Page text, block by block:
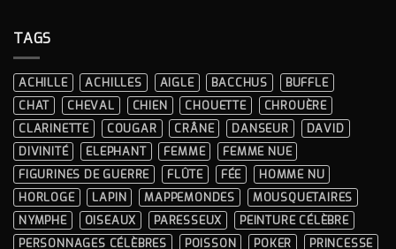
?
GUIDE
COMPLET
ET
CONSEILS
PRATIQUES
TAGS
ACHILLE ACHILLES AIGLE BACCHUS
BUFFLE
CHAT
CHEVAL CHIEN CHOUETTE
CHROUÈRE
CLARINETTE
COUGAR CRÂNE DANSEUR
DAVID
DIVINITÉ
ELEPHANT FEMME
FEMME NUE
FIGURINES DE GUERRE
FLÛTE FÉE
HOMME NU
HORLOGE
LAPIN MAPPEMONDES
MOUSQUETAIRES
NYMPHE
OISEAUX PARESSEUX
PEINTURE CÉLÈBRE
PERSONNAGES CÉLÈBRES
POISSON POKER PRINCESSE